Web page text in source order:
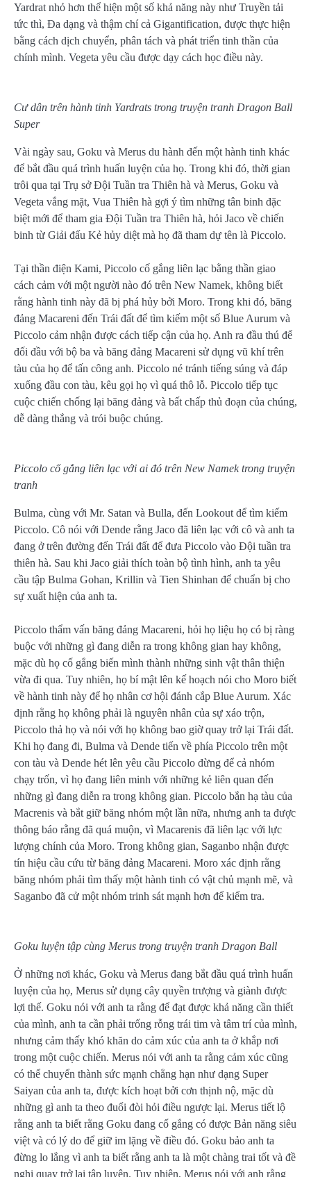
Yardrat nhỏ hơn thể hiện một số khả năng này như Truyền tải
tức thì, Đa dạng và thậm chí cả Gigantification, được thực hiện
bằng cách dịch chuyển, phân tách và phát triển tinh thần của
chính mình. Vegeta yêu cầu được dạy cách học điều này.
Cư dân trên hành tinh Yardrats trong truyện tranh Dragon Ball
Super
Vài ngày sau, Goku và Merus du hành đến một hành tinh khác
để bắt đầu quá trình huấn luyện của họ. Trong khi đó, thời gian
trôi qua tại Trụ sở Đội Tuần tra Thiên hà và Merus, Goku và
Vegeta vắng mặt, Vua Thiên hà gợi ý tìm những tân binh đặc
biệt mới để tham gia Đội Tuần tra Thiên hà, hỏi Jaco về chiến
binh từ Giải đấu Kẻ hủy diệt mà họ đã tham dự tên là Piccolo.
Tại thần điện Kami, Piccolo cố gắng liên lạc bằng thần giao
cách cảm với một người nào đó trên New Namek, không biết
rằng hành tinh này đã bị phá hủy bởi Moro. Trong khi đó, băng
đảng Macareni đến Trái đất để tìm kiếm một số Blue Aurum và
Piccolo cảm nhận được cách tiếp cận của họ. Anh ra đầu thú để
đối đầu với bộ ba và băng đảng Macareni sử dụng vũ khí trên
tàu của họ để tấn công anh. Piccolo né tránh tiếng súng và đáp
xuống đầu con tàu, kêu gọi họ vì quá thô lỗ. Piccolo tiếp tục
cuộc chiến chống lại băng đảng và bất chấp thủ đoạn của chúng,
dễ dàng thắng và trói buộc chúng.
Piccolo cố gắng liên lạc với ai đó trên New Namek trong truyện
tranh
Bulma, cùng với Mr. Satan và Bulla, đến Lookout để tìm kiếm
Piccolo. Cô nói với Dende rằng Jaco đã liên lạc với cô và anh ta
đang ở trên đường đến Trái đất để đưa Piccolo vào Đội tuần tra
thiên hà. Sau khi Jaco giải thích toàn bộ tình hình, anh ta yêu
cầu tập Bulma Gohan, Krillin và Tien Shinhan để chuẩn bị cho
sự xuất hiện của anh ta.
Piccolo thẩm vấn băng đảng Macareni, hỏi họ liệu họ có bị ràng
buộc với những gì đang diễn ra trong không gian hay không,
mặc dù họ cố gắng biến mình thành những sinh vật thân thiện
vừa đi qua. Tuy nhiên, họ bí mật lên kế hoạch nói cho Moro biết
về hành tinh này để họ nhân cơ hội đánh cắp Blue Aurum. Xác
định rằng họ không phải là nguyên nhân của sự xáo trộn,
Piccolo thả họ và nói với họ không bao giờ quay trở lại Trái đất.
Khi họ đang đi, Bulma và Dende tiến về phía Piccolo trên một
con tàu và Dende hét lên yêu cầu Piccolo đừng để cả nhóm
chạy trốn, vì họ đang liên minh với những kẻ liên quan đến
những gì đang diễn ra trong không gian. Piccolo bắn hạ tàu của
Macrenis và bắt giữ băng nhóm một lần nữa, nhưng anh ta được
thông báo rằng đã quá muộn, vì Macarenis đã liên lạc với lực
lượng chính của Moro. Trong không gian, Saganbo nhận được
tín hiệu cầu cứu từ băng đảng Macareni. Moro xác định rằng
băng nhóm phải tìm thấy một hành tinh có vật chủ mạnh mẽ, và
Saganbo đã cử một nhóm trinh sát mạnh hơn để kiểm tra.
Goku luyện tập cùng Merus trong truyện tranh Dragon Ball
Ở những nơi khác, Goku và Merus đang bắt đầu quá trình huấn
luyện của họ, Merus sử dụng cây quyền trượng và giành được
lợi thế. Goku nói với anh ta rằng để đạt được khả năng cần thiết
của mình, anh ta cần phải trống rỗng trái tim và tâm trí của mình,
nhưng cảm thấy khó khăn do cảm xúc của anh ta ở khắp nơi
trong một cuộc chiến. Merus nói với anh ta rằng cảm xúc cũng
có thể chuyển thành sức mạnh chẳng hạn như dạng Super
Saiyan của anh ta, được kích hoạt bởi cơn thịnh nộ, mặc dù
những gì anh ta theo đuổi đòi hỏi điều ngược lại. Merus tiết lộ
rằng anh ta biết rằng Goku đang cố gắng có được Bản năng siêu
việt và có lý do để giữ im lặng về điều đó. Goku bảo anh ta
đừng lo lắng vì anh ta biết rằng anh ta là một chàng trai tốt và đề
nghị quay trở lại tập luyện. Tuy nhiên, Merus nói với anh rằng